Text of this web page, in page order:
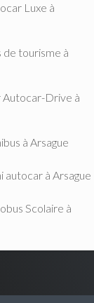
Luxe à
de tourisme à
Autocar-Drive à
à Arsague
autocar à Arsague
Scolaire à